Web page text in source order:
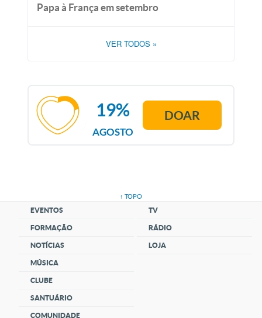
Papa à França em setembro
VER TODOS »
AGOSTO
19% DOAR
↑ TOPO
EVENTOS
FORMAÇÃO
NOTÍCIAS
MÚSICA
CLUBE
SANTUÁRIO
COMUNIDADE
TV
RÁDIO
LOJA